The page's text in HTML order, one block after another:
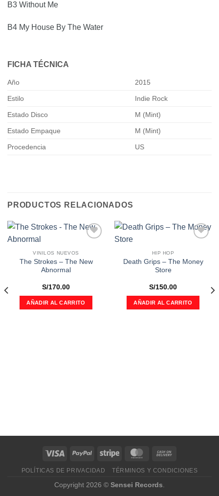
B3 Without Me
B4 My House By The Water
FICHA TÉCNICA
Año 2015
Estilo Indie Rock
Estado Disco M (Mint)
Estado Empaque M (Mint)
Procedencia US
PRODUCTOS RELACIONADOS
lista de
deseos
VINILOS NUEVOS
The Strokes – The New
Abnormal
S/170.00
AÑADIR AL CARRITO
lista de
deseos
HIP HOP
Death Grips ‎– The Money
Store
S/150.00
AÑADIR AL CARRITO
POLÍTICAS DE PRIVACIDAD TÉRMINOS Y CONDICIONES
Copyright 2026 © Sensei Records